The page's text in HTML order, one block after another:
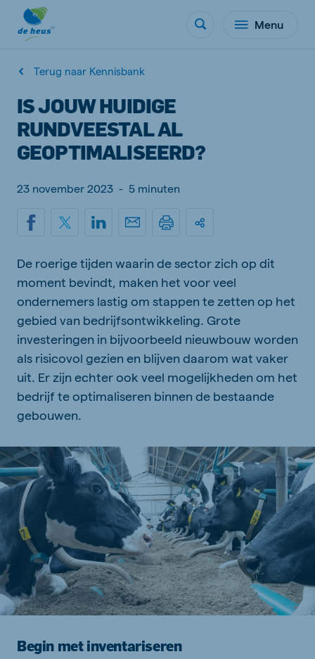
Menu
Terug naar Kennisbank
IS JOUW HUIDIGE
RUNDVEESTAL AL
GEOPTIMALISEERD?
23 november 2023 - 5 minuten
De roerige tijden waarin de sector zich op dit
moment bevindt, maken het voor veel
ondernemers lastig om stappen te zetten op het
gebied van bedrijfsontwikkeling. Grote
investeringen in bijvoorbeeld nieuwbouw worden
als risicovol gezien en blijven daarom wat vaker
uit. Er zijn echter ook veel mogelijkheden om het
bedrijf te optimaliseren binnen de bestaande
gebouwen.
Begin met inventariseren